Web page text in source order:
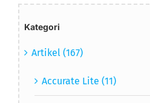
Kategori
Artikel (167)
Accurate Lite (11)